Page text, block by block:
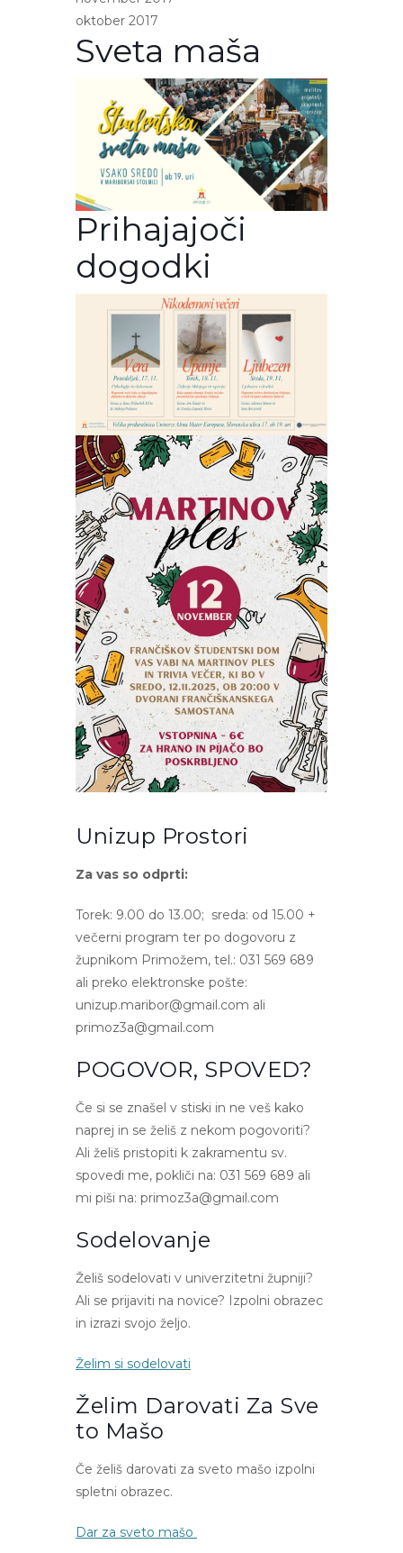
oktober 2017
Sveta maša
Prihajajoči
dogodki
Unizup Prostori
Za vas so odprti:
Torek: 9.00 do 13.00; sreda: od 15.00 +
večerni program ter po dogovoru z
župnikom Primožem, tel.: 031 569 689
ali preko elektronske pošte:
unizup.maribor@gmail.com ali
primoz3a@gmail.com
POGOVOR, SPOVED?
Če si se znašel v stiski in ne veš kako
naprej in se želiš z nekom pogovoriti?
Ali želiš pristopiti k zakramentu sv.
spovedi me, pokliči na: 031 569 689 ali
mi piši na: primoz3a@gmail.com
Sodelovanje
Želiš sodelovati v univerzitetni župniji?
Ali se prijaviti na novice? Izpolni obrazec
in izrazi svojo željo.
Želim si sodelovati
Želim Darovati Za Sve
To Mašo
Če želiš darovati za sveto mašo izpolni
spletni obrazec.
Dar za sveto mašo